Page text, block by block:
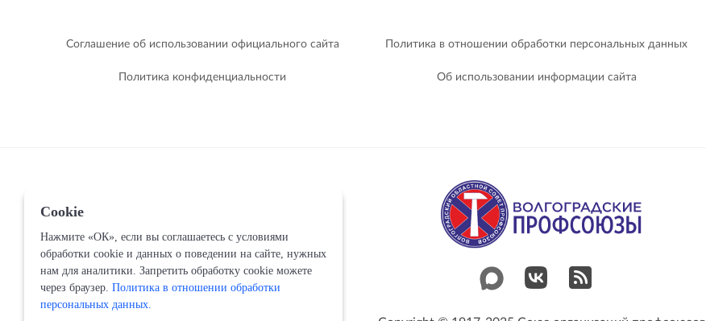
Соглашение об использовании официального сайта Политика в отношении обработки персональных данных
Политика конфиденциальности Об использовании информации сайта
Cookie
Нажмите «ОК», если вы соглашаетесь с условиями
обработки cookie и данных о поведении на сайте, нужных
нам для аналитики. Запретить обработку cookie можете
через браузер. Политика в отношении обработки
персональных данных.